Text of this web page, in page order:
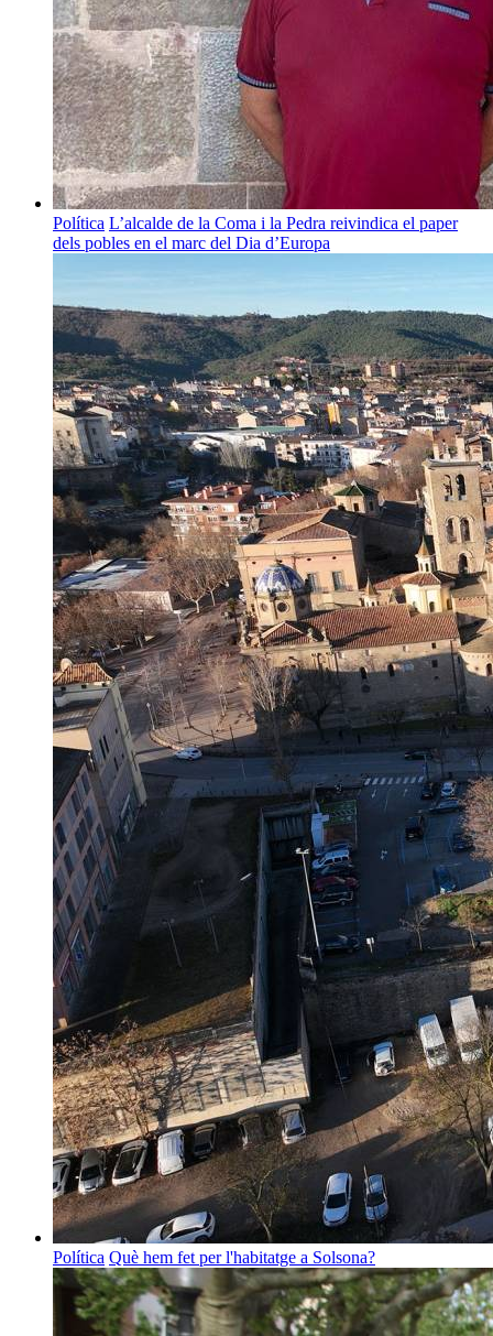
Política L’alcalde de la Coma i la Pedra reivindica el paper
dels pobles en el marc del Dia d’Europa
Política Què hem fet per l'habitatge a Solsona?